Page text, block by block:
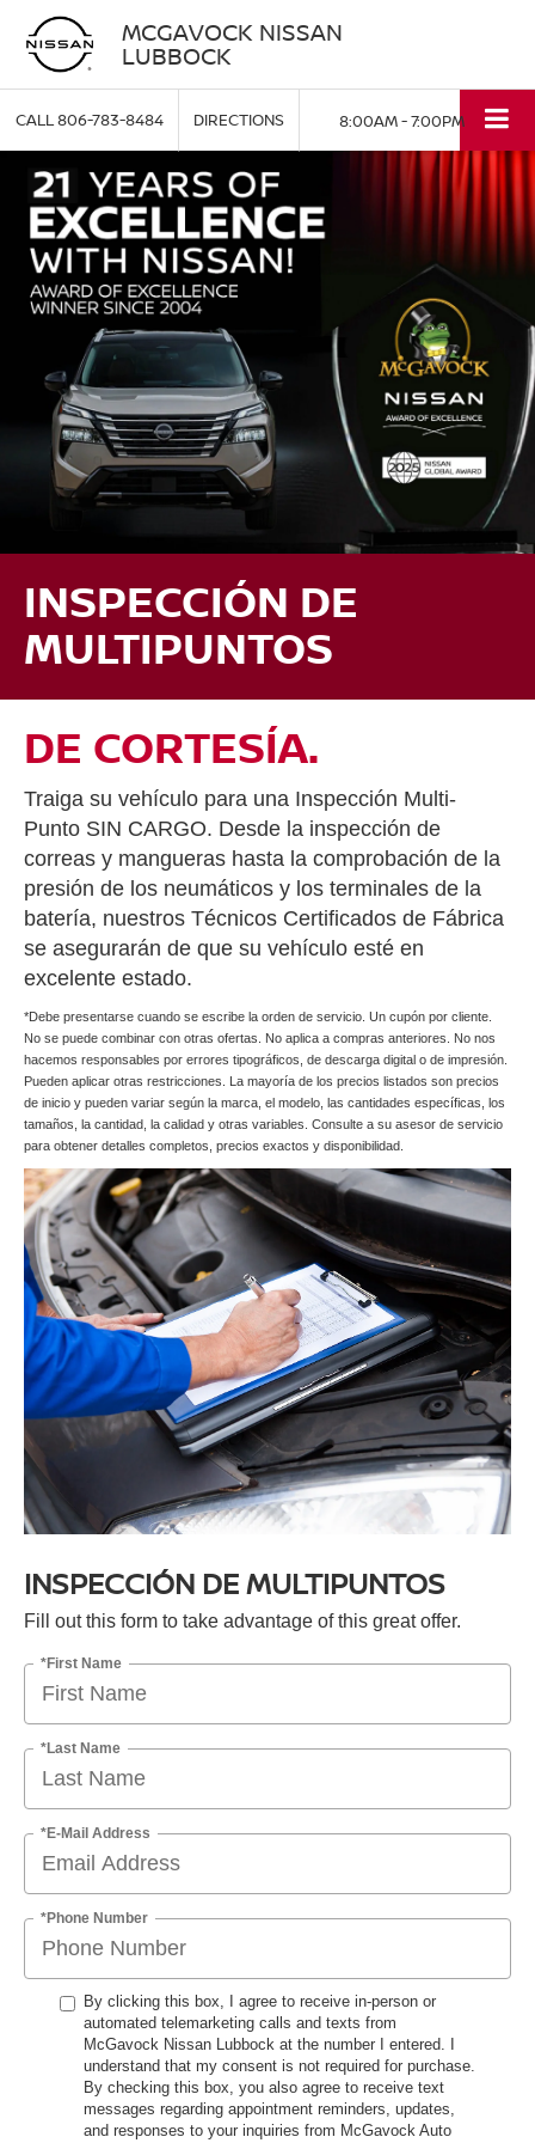
MCGAVOCK NISSAN
LUBBOCK
CALL806-783-8484 DIRECTIONS 8:00AM - 7:00PM
INSPECCIÓN DE
MULTIPUNTOS
DE CORTESÍA.
Traiga su vehículo para una Inspección Multi-
Punto SIN CARGO. Desde la inspección de
correas y mangueras hasta la comprobación de la
presión de los neumáticos y los terminales de la
batería, nuestros Técnicos Certificados de Fábrica
se asegurarán de que su vehículo esté en
excelente estado.
*Debe presentarse cuando se escribe la orden de servicio. Un cupón por cliente.
No se puede combinar con otras ofertas. No aplica a compras anteriores. No nos
hacemos responsables por errores tipográficos, de descarga digital o de impresión.
Pueden aplicar otras restricciones. La mayoría de los precios listados son precios
de inicio y pueden variar según la marca, el modelo, las cantidades específicas, los
tamaños, la cantidad, la calidad y otras variables. Consulte a su asesor de servicio
para obtener detalles completos, precios exactos y disponibilidad.
INSPECCIÓN DE MULTIPUNTOS
Fill out this form to take advantage of this great offer.
*First Name
*Last Name
*E-Mail Address
*Phone Number
By clicking this box, I agree to receive in-person or
automated telemarketing calls and texts from
McGavock Nissan Lubbock at the number I entered. I
understand that my consent is not required for purchase.
By checking this box, you also agree to receive text
messages regarding appointment reminders, updates,
and responses to your inquiries from McGavock Auto